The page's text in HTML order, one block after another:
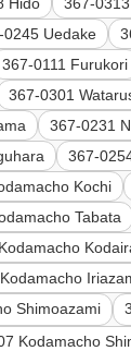
0245 Uedake
367-0111 Furukori
367-0301
367-0231
367-
Kochi
Tabata
Shimoazami
Kodamacho